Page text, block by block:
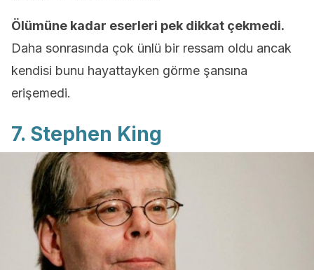
Ölümüne kadar eserleri pek dikkat çekmedi.
Daha sonrasında çok ünlü bir ressam oldu ancak
kendisi bunu hayattayken görme şansına
erişemedi.
7. Stephen King